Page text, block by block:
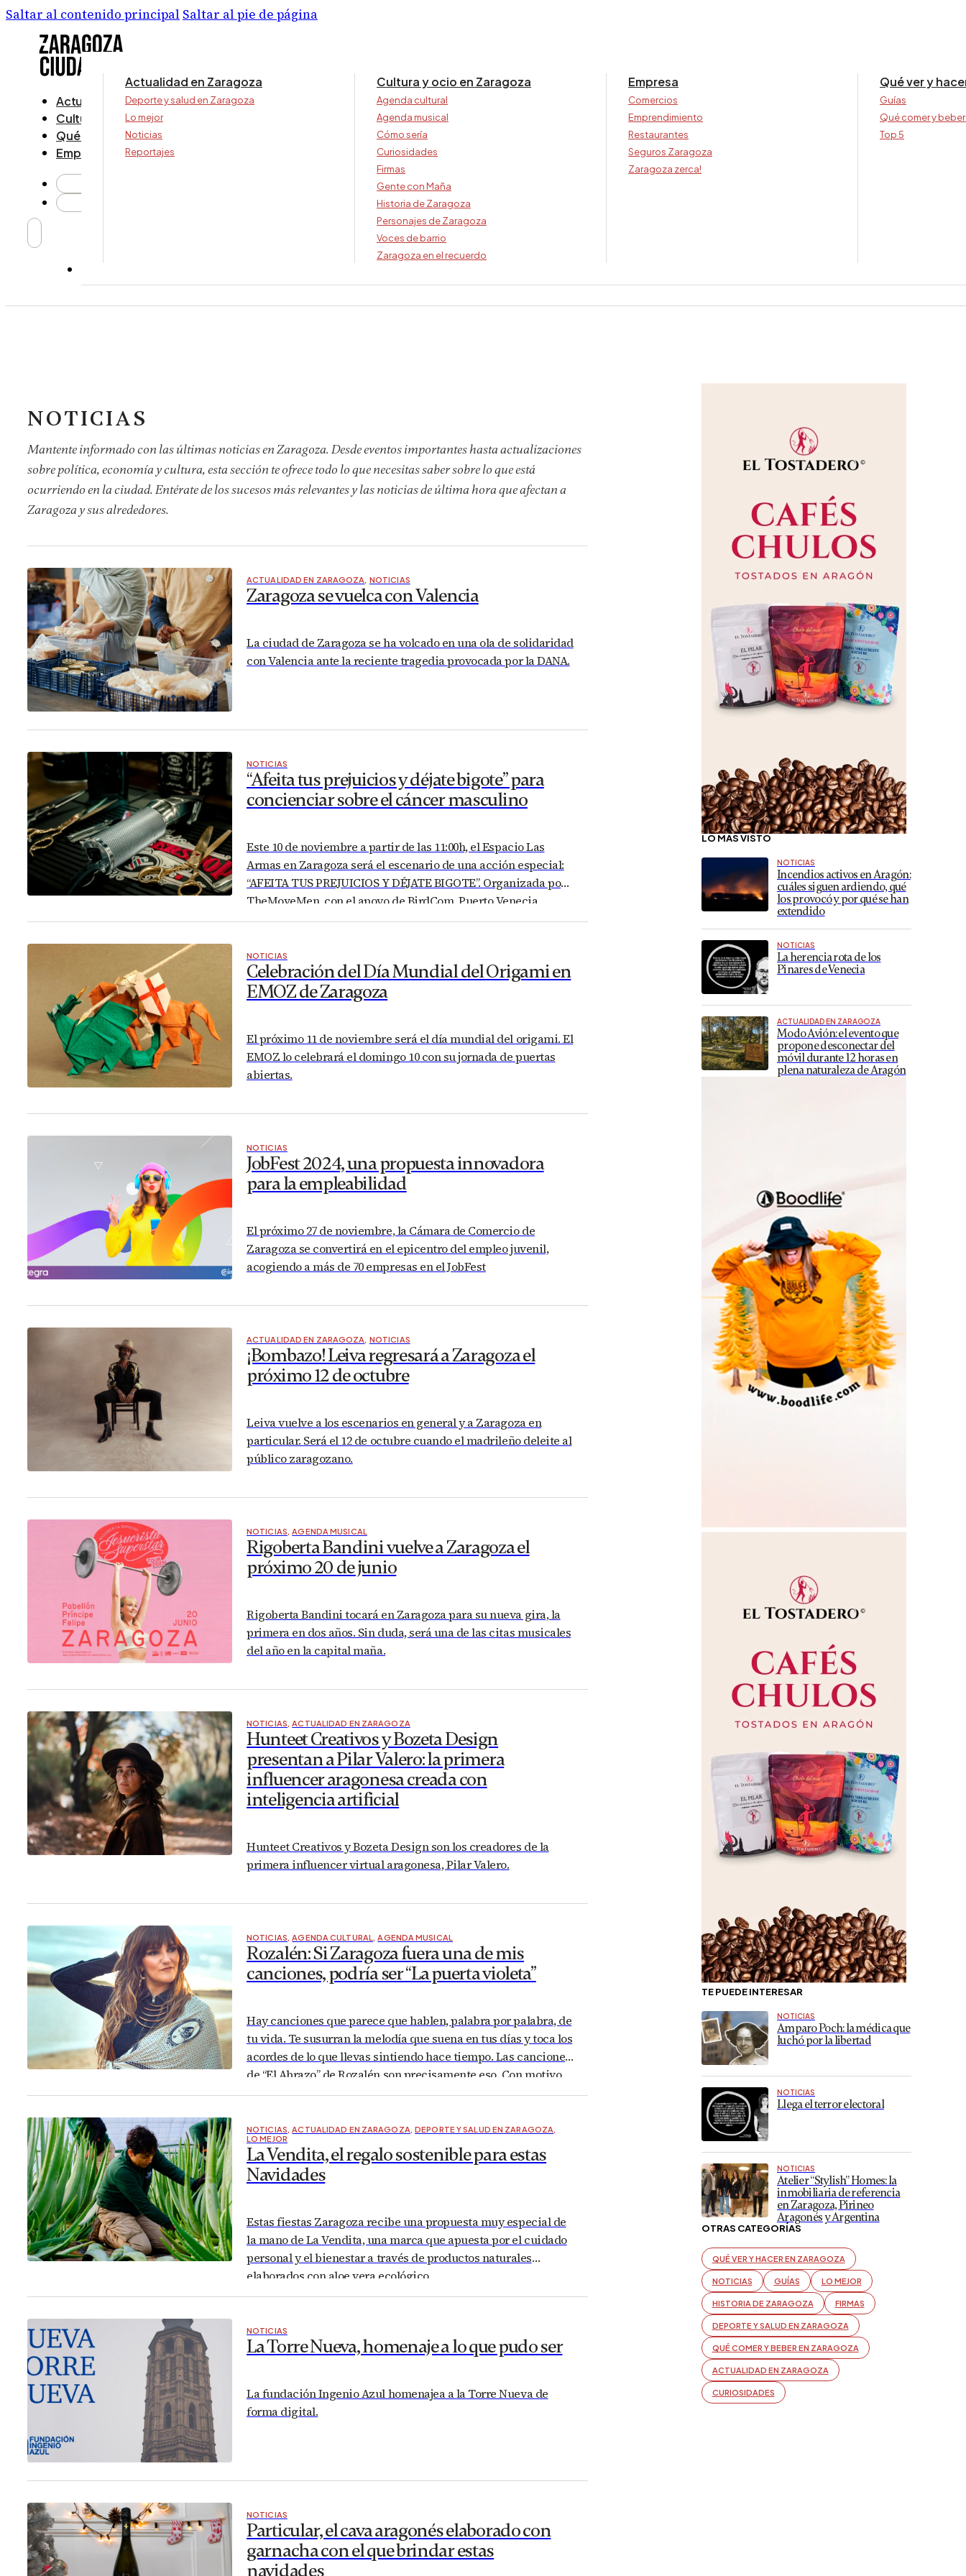
Saltar al contenido principal Saltar al pie de página
Actualidad
Cultura y ocio
Qué ver y hacer
Empresa
Actualidad en Zaragoza
Deporte y salud en Zaragoza
Lo mejor
Noticias
Reportajes
Cultura y ocio en Zaragoza
Agenda cultural
Agenda musical
Cómo sería
Curiosidades
Firmas
Gente con Maña
Historia de Zaragoza
Personajes de Zaragoza
Voces de barrio
Zaragoza en el recuerdo
Empresa
Comercios
Emprendimiento
Restaurantes
Seguros Zaragoza
Zaragoza zerca!
Qué ver y
Guías
Qué comer y
Top 5
NOTICIAS
Mantente informado con las últimas noticias en Zaragoza. Desde eventos importantes hasta actualizaciones
sobre política, economía y cultura, esta sección te ofrece todo lo que necesitas saber sobre lo que está
ocurriendo en la ciudad. Entérate de los sucesos más relevantes y las noticias de última hora que afectan a
Zaragoza y sus alrededores.
ACTUALIDAD EN ZARAGOZA, NOTICIAS
Zaragoza se vuelca con Valencia
La ciudad de Zaragoza se ha volcado en una ola de solidaridad
con Valencia ante la reciente tragedia provocada por la DANA.
NOTICIAS
“Afeita tus prejuicios y déjate bigote” para
concienciar sobre el cáncer masculino
Este 10 de noviembre a partir de las 11:00h, el Espacio Las
Armas en Zaragoza será el escenario de una acción especial:
“AFEITA TUS PREJUICIOS Y DÉJATE BIGOTE”. Organizada por
TheMoveMen, con el apoyo de BirdCom, Puerto Venecia,
Passaro Peluqueros, Del Agua, Sabai, Jacsa, y Javier Sierra
NOTICIAS
Celebración del Día Mundial del Origami en
EMOZ de Zaragoza
El próximo 11 de noviembre será el día mundial del origami. El
EMOZ lo celebrará el domingo 10 con su jornada de puertas
abiertas.
NOTICIAS
JobFest 2024, una propuesta innovadora
para la empleabilidad
El próximo 27 de noviembre, la Cámara de Comercio de
Zaragoza se convertirá en el epicentro del empleo juvenil,
acogiendo a más de 70 empresas en el JobFest
ACTUALIDAD EN ZARAGOZA, NOTICIAS
¡Bombazo! Leiva regresará a Zaragoza el
próximo 12 de octubre
Leiva vuelve a los escenarios en general y a Zaragoza en
particular. Será el 12 de octubre cuando el madrileño deleite al
público zaragozano.
NOTICIAS, AGENDA MUSICAL
Rigoberta Bandini vuelve a Zaragoza el
próximo 20 de junio
Rigoberta Bandini tocará en Zaragoza para su nueva gira, la
primera en dos años. Sin duda, será una de las citas musicales
del año en la capital maña.
NOTICIAS, ACTUALIDAD EN ZARAGOZA
Hunteet Creativos y Bozeta Design
presentan a Pilar Valero: la primera
influencer aragonesa creada con
inteligencia artificial
Hunteet Creativos y Bozeta Design son los creadores de la
primera influencer virtual aragonesa, Pilar Valero.
NOTICIAS, AGENDA CULTURAL, AGENDA MUSICAL
Rozalén: Si Zaragoza fuera una de mis
canciones, podría ser “La puerta violeta”
Hay canciones que parece que hablen, palabra por palabra, de
tu vida. Te susurran la melodía que suena en tus días y toca los
acordes de lo que llevas sintiendo hace tiempo. Las canciones
de “El Abrazo” de Rozalén son precisamente eso. Con motivo
de su concierto el próximo sábado 21 de diciembre en el…
NOTICIAS, ACTUALIDAD EN ZARAGOZA, DEPORTE Y SALUD EN ZARAGOZA,
LO MEJOR
La Vendita, el regalo sostenible para estas
Navidades
Estas fiestas Zaragoza recibe una propuesta muy especial de
la mano de La Vendita, una marca que apuesta por el cuidado
personal y el bienestar a través de productos naturales
elaborados con aloe vera ecológico
NOTICIAS
La Torre Nueva, homenaje a lo que pudo ser
La fundación Ingenio Azul homenajea a la Torre Nueva de
forma digital.
NOTICIAS
Particular, el cava aragonés elaborado con
garnacha con el que brindar estas
navidades
LO MÁS VISTO
NOTICIAS
Incendios activos en Aragón:
cuáles siguen ardiendo, qué
los provocó y por qué se han
extendido
NOTICIAS
La herencia rota de los
Pinares de Venecia
ACTUALIDAD EN ZARAGOZA
Modo Avión: el evento que
propone desconectar del
móvil durante 12 horas en
plena naturaleza de Aragón
TE PUEDE INTERESAR
NOTICIAS
Amparo Poch: la médica que
luchó por la libertad
NOTICIAS
Llega el terror electoral
NOTICIAS
Atelier “Stylish” Homes: la
inmobiliaria de referencia
en Zaragoza, Pirineo
Aragonés y Argentina
OTRAS CATEGORÍAS
QUÉ VER Y HACER EN ZARAGOZA
NOTICIAS GUÍAS LO MEJOR
HISTORIA DE ZARAGOZA FIRMAS
DEPORTE Y SALUD EN ZARAGOZA
QUÉ COMER Y BEBER EN ZARAGOZA
ACTUALIDAD EN ZARAGOZA
CURIOSIDADES